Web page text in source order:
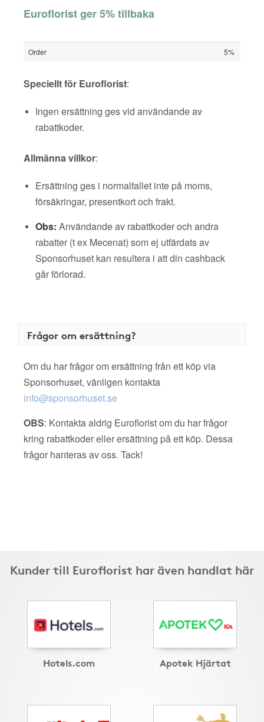
Euroflorist ger 5% tillbaka
Order 5%
Speciellt för Euroflorist:
Ingen ersättning ges vid användande av
rabattkoder.
Allmänna villkor:
Ersättning ges i normalfallet inte på moms,
försäkringar, presentkort och frakt.
Obs: Användande av rabattkoder och andra
rabatter (t ex Mecenat) som ej utfärdats av
Sponsorhuset kan resultera i att din cashback
går förlorad.
Frågor om ersättning?
Om du har frågor om ersättning från ett köp via
Sponsorhuset, vänligen kontakta
info@sponsorhuset.se
OBS: Kontakta aldrig Euroflorist om du har frågor
kring rabattkoder eller ersättning på ett köp. Dessa
frågor hanteras av oss. Tack!
Kunder till Euroflorist har även handlat här
Hotels.com Apotek Hjärtat